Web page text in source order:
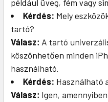
például üveg, fém vagy
Kérdés: Mely
tartó?
Válasz: A tartó
köszönhetően minden
használható.
Kérdés: Használható
Válasz: Igen,